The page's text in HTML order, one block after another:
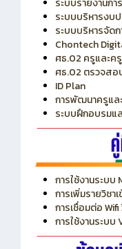
ระบบติดตามผู้ส
ระบบรายงานกา
ระบบบริหารงบ
ระบบบริหารจัดก
Chontech
ศธ.02 ครูและค
ศธ.02 ตรวจสอ
ID Plan
การพัฒนาครูแล
ระบบฝึกอบรมแ
การใช้งานระบบ
การเพิ่มรายวิชา
การเชื่อมต่อ Wifi
การใช้งานระบบ